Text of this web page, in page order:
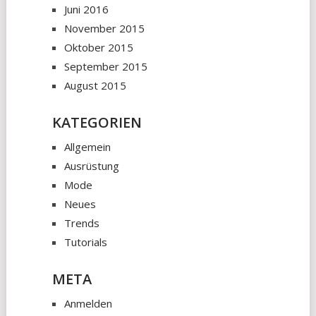
Juni 2016
November 2015
Oktober 2015
September 2015
August 2015
KATEGORIEN
Allgemein
Ausrüstung
Mode
Neues
Trends
Tutorials
META
Anmelden